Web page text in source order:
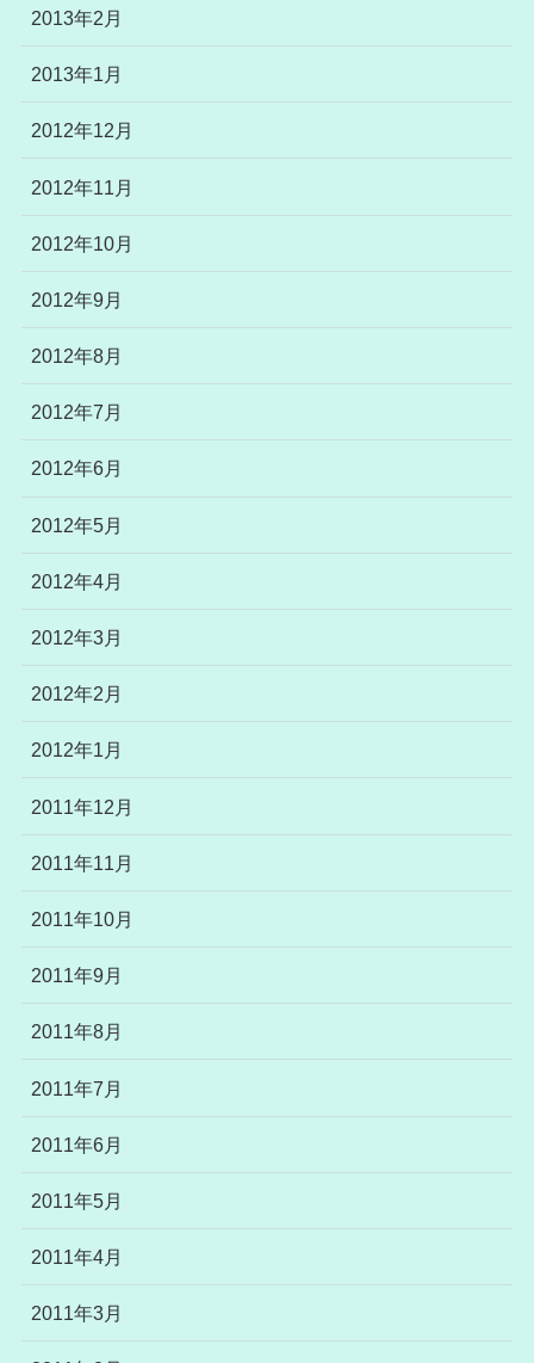
2013年2月
2013年1月
2012年12月
2012年11月
2012年10月
2012年9月
2012年8月
2012年7月
2012年6月
2012年5月
2012年4月
2012年3月
2012年2月
2012年1月
2011年12月
2011年11月
2011年10月
2011年9月
2011年8月
2011年7月
2011年6月
2011年5月
2011年4月
2011年3月